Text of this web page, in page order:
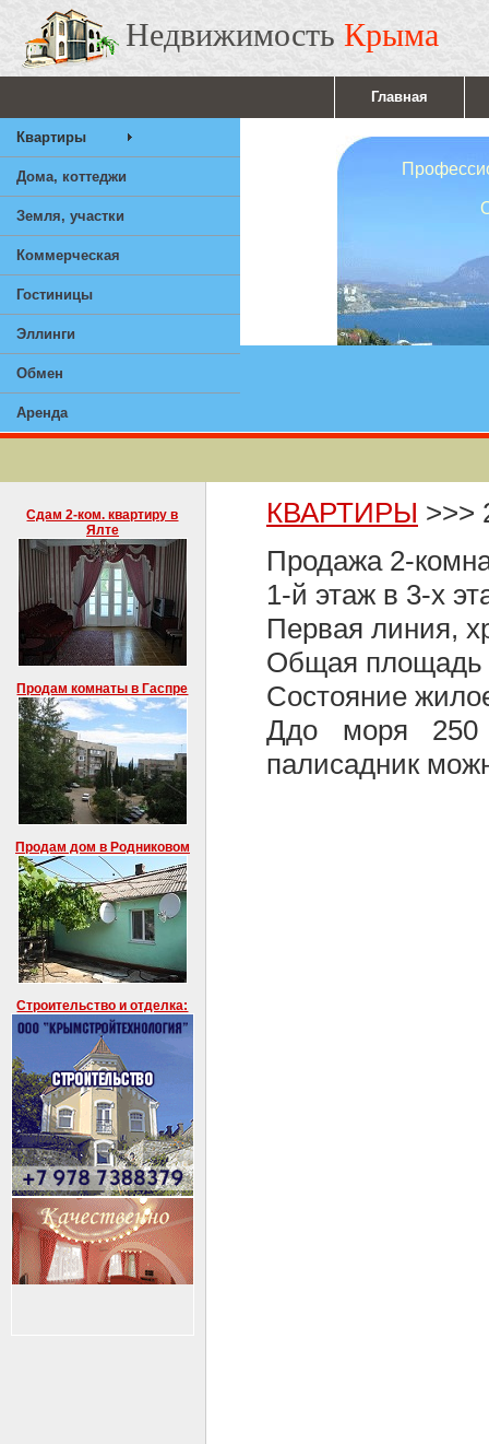
Недвижимость Крыма
Главная
Квартиры
Дома, коттеджи
Земля, участки
Коммерческая
Гостиницы
Эллинги
Обмен
Аренда
Сдам 2-ком. квартиру в
Ялте
Продам комнаты в Гаспре
Продам дом в Родниковом
Строительство и отделка:
КВАРТИРЫ >>>
Продажа 2-
1-й этаж в 3-х
Первая линия,
Общая площадь
Состояние
Ддо моря 250
палисадник